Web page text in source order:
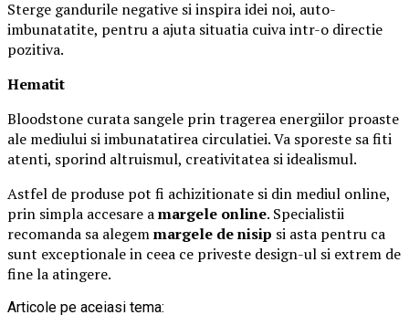
Sterge gandurile negative si inspira idei noi, auto-
imbunatatite, pentru a ajuta situatia cuiva intr-o directie
pozitiva.
Hematit
Bloodstone curata sangele prin tragerea energiilor proaste
ale mediului si imbunatatirea circulatiei. Va sporeste sa fiti
atenti, sporind altruismul, creativitatea si idealismul.
Astfel de produse pot fi achizitionate si din mediul online,
prin simpla accesare amargele online. Specialistii
recomanda sa alegemmargele de nisip si asta pentru ca
sunt exceptionale in ceea ce priveste design-ul si extrem de
fine la atingere.
Articole pe aceiasi tema: